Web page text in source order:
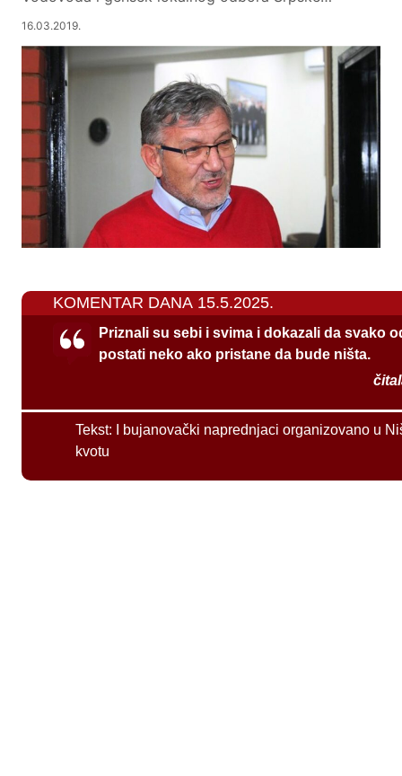
16.03.2019.
KOMENTAR DANA 15.5.2025.
Priznali su sebi i svima i dokazali da svako
postati neko ako pristane da bude ništa.
Tekst:
I bujanovački naprednjaci organizovano u
kvotu